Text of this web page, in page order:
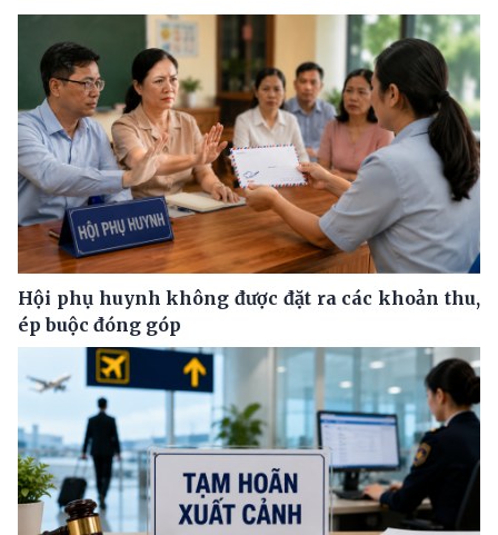
Hội phụ huynh không được đặt ra các khoản thu,
ép buộc đóng góp